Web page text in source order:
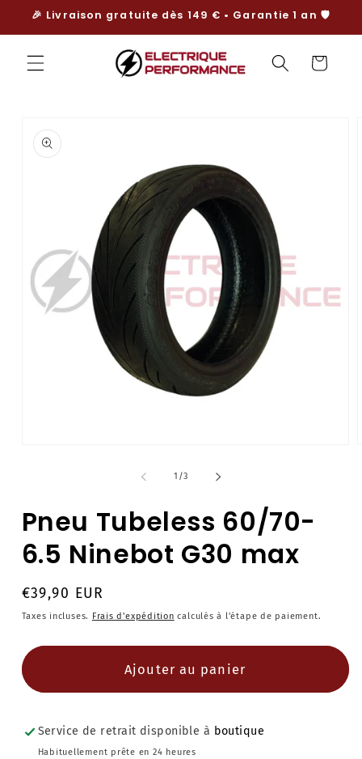
et
passer
au
contenu
🎉 Livraison gratuite dès 149 € • Garantie 1 an 🛡️
Panier
informations
produits
une
fenêtre
modale
1 /
de
3
Pneu Tubeless 60/70-
6.5 Ninebot G30 max
Prix
habituel
€39,90 EUR
Taxes incluses. Frais d'expédition calculés à l'étape de paiement.
Ajouter au panier
Service de retrait disponible à boutique
Habituellement prête en 24 heures